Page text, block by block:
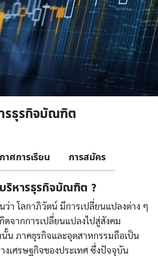
รธุรกิจบัณฑิต
าศการเรียน การสมัคร
ริหารธุรกิจบัณฑิต ?
ว่า โลกาภิวัตน์ มีการเปลี่ยนแปลงต่าง ๆ
ดจากการเปลี่ยนแปลงไปสู่สังคม
นั้น ภาคธุรกิจและอุตสาหกรรมถือเป็น
เศรษฐกิจของประเทศ ซึ่งปัจจุบัน